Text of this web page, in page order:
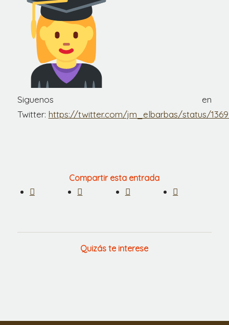
Siguenos en
Twitter: https://twitter.com/jm_elbarbas/status/
Compartir esta entrada
Quizás te interese